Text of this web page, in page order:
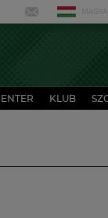
KLUB